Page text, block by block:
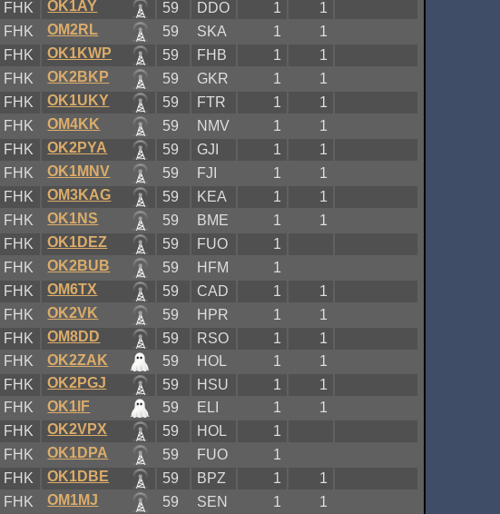
FHK OK1AY 59 DDO 1
1
FHK OM2RL 59 SKA 1
1
FHK OK1KWP 59 FHB 1
1
FHK OK2BKP 59 GKR 1
1
FHK OK1UKY 59 FTR 1
1
FHK OM4KK 59 NMV 1
1
FHK OK2PYA 59 GJI 1
1
FHK OK1MNV 59 FJI 1
1
FHK OM3KAG 59 KEA 1
1
FHK OK1NS 59 BME 1
1
FHK OK1DEZ 59 FUO
1
FHK OK2BUB 59 HFM
1
FHK OM6TX 59 CAD 1
1
FHK OK2VK 59 HPR 1
1
FHK OM8DD 59 RSO 1
1
FHK OK2ZAK 59 HOL 1
1
FHK OK2PGJ 59 HSU 1
1
FHK OK1IF 59 ELI 1
1
FHK OK2VPX 59 HOL
1
FHK OK1DPA 59 FUO
1
FHK OK1DBE 59 BPZ 1
1
FHK OM1MJ 59 SEN 1
1